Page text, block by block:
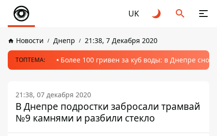
UK
Новости Днепр 21:38, 7 Декабря 2020
ТОПТЕМА: Более 100 гривен за куб воды: в Днепре
21:38, 07 декабря 2020
В Днепре подростки забросали трамвай
№9 камнями и разбили стекло